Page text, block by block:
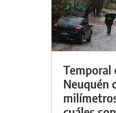
Temporal
Neuquén